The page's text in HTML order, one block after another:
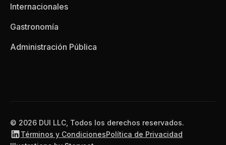
Internacionales
Gastronomía
Administración Pública
© 2026 DUI LLC, Todos los derechos reservados.
Términos y CondicionesPolítica de Privacidad